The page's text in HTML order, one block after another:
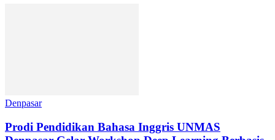
Denpasar
Prodi Pendidikan Bahasa Inggris UNMAS